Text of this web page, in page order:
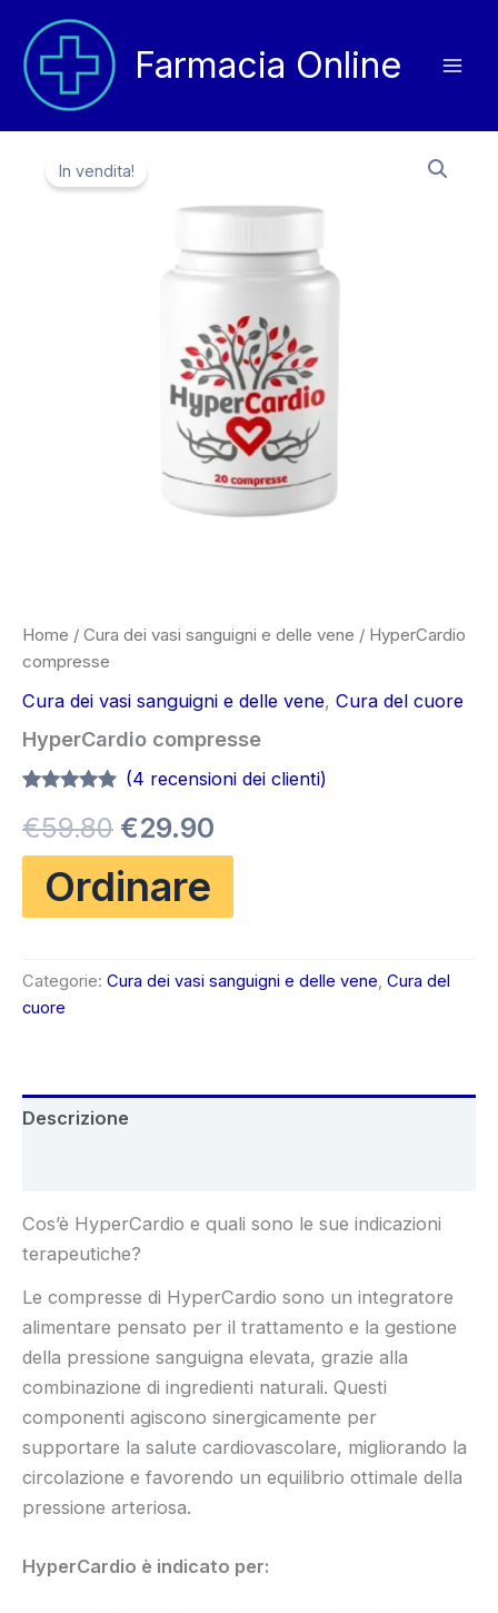
contenuto
Farmacia Online
In vendita!
Home / Cura dei vasi sanguigni e delle vene / HyperCardio
compresse
Cura dei vasi sanguigni e delle vene, Cura del cuore
HyperCardio compresse
su 5 su
base di
recensioni
(4 recensioni dei clienti)
€59.80 Il
prezzo
originale
€29.90
attuale
Ordinare
Categorie: Cura dei vasi sanguigni e delle vene, Cura del
cuore
Descrizione
Cos’è HyperCardio e quali sono le sue indicazioni
terapeutiche?
Le compresse di HyperCardio sono un integratore
alimentare pensato per il trattamento e la gestione
della pressione sanguigna elevata, grazie alla
combinazione di ingredienti naturali. Questi
componenti agiscono sinergicamente per
supportare la salute cardiovascolare, migliorando la
circolazione e favorendo un equilibrio ottimale della
pressione arteriosa.
HyperCardio è indicato per: